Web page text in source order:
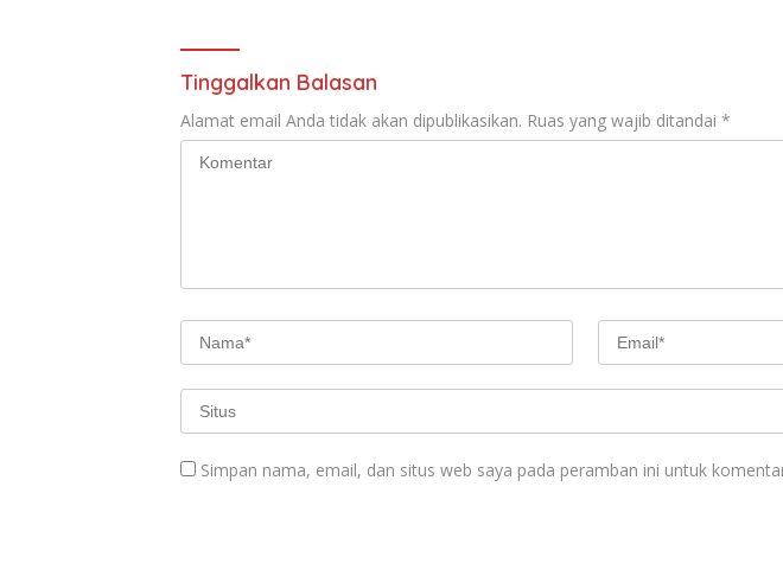
Tinggalkan Balasan
Alamat email Anda tidak akan dipublikasikan. Ruas yang wajib ditandai *
Simpan nama, email, dan situs web saya pada peramban ini untuk